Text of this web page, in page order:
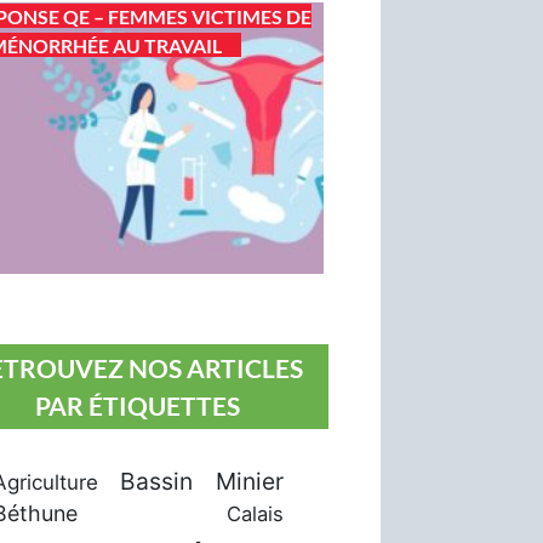
QE – FEMMES VICTIMES DE
AU TRAVAIL
NOS ARTICLES
PAR ÉTIQUETTES
Bassin Minier
Calais